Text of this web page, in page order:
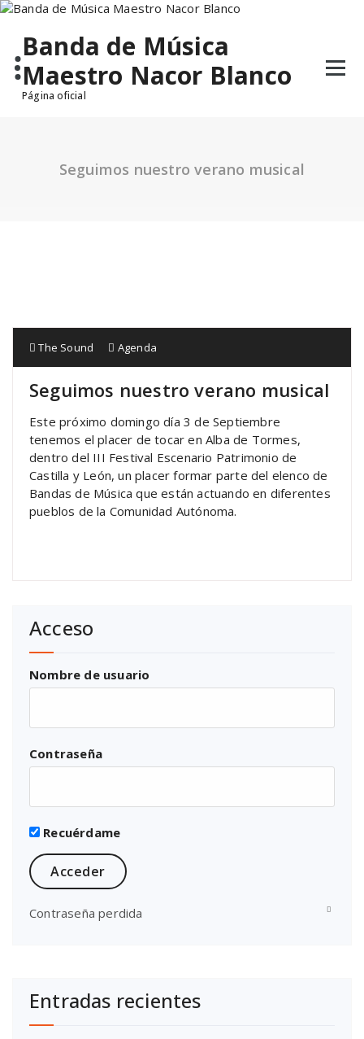
Saltar
contenido
Banda de Música
Maestro Nacor Blanco
Página oficial
Seguimos nuestro verano musical
The Sound Agenda
Seguimos nuestro verano musical
Este próximo domingo día 3 de Septiembre
tenemos el placer de tocar en Alba de Tormes,
dentro del III Festival Escenario Patrimonio de
Castilla y León, un placer formar parte del elenco de
Bandas de Música que están actuando en diferentes
pueblos de la Comunidad Autónoma.
Acceso
Nombre de usuario
Contraseña
Recuérdame
Contraseña perdida
Entradas recientes